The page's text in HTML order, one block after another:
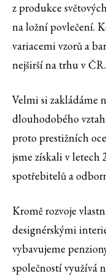
z produkce
na ložní povlečení.
variacemi vzorů a
nejširší na trhu v ČR.
Velmi si zakládáme
dlouhodobého
proto prestižních
jsme získali v letech
spotřebitelů a
Kromě rozvoje
designérskými
vybavujeme
společností využívá